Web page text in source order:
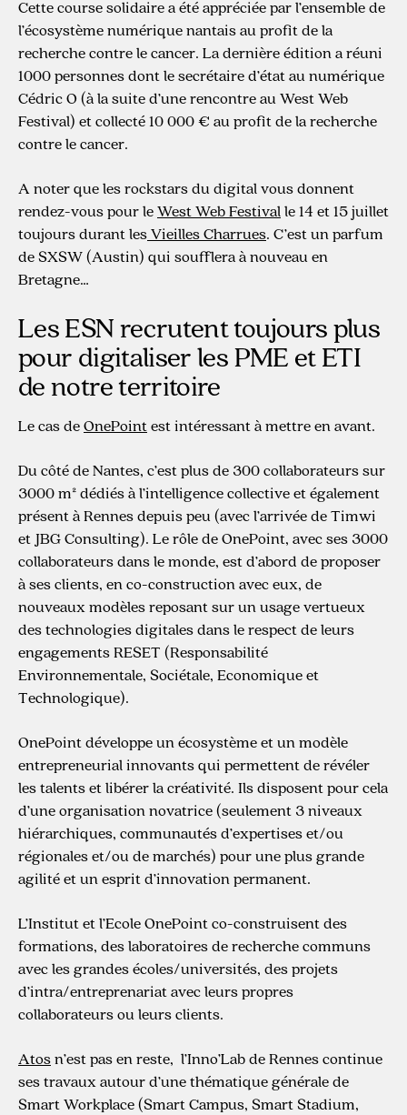
Cette course solidaire a été appréciée par l’ensemble de
l’écosystème numérique nantais au profit de la
recherche contre le cancer. La dernière édition a réuni
1000 personnes dont le secrétaire d’état au numérique
Cédric O (à la suite d’une rencontre au West Web
Festival) et collecté 10 000 € au profit de la recherche
contre le cancer.
A noter que les rockstars du digital vous donnent
rendez-vous pour leWest Web Festivalle 14 et 15 juillet
toujours durant lesVieilles Charrues. C’est un parfum
de SXSW (Austin) qui soufflera à nouveau en
Bretagne…
Les ESN recrutent toujours plus
pour digitaliser les PME et ETI
de notre territoire
Le cas deOnePointest intéressant à mettre en avant.
Du côté de Nantes, c’est plus de 300 collaborateurs sur
3000 m² dédiés à l’intelligence collective et également
présent à Rennes depuis peu (avec l’arrivée de Timwi
et JBG Consulting). Le rôle de OnePoint, avec ses 3000
collaborateurs dans le monde, est d’abord de proposer
à ses clients, en co-construction avec eux, de
nouveaux modèles reposant sur un usage vertueux
des technologies digitales dans le respect de leurs
engagements RESET (Responsabilité
Environnementale, Sociétale, Economique et
Technologique).
OnePoint développe un écosystème et un modèle
entrepreneurial innovants qui permettent de révéler
les talents et libérer la créativité. Ils disposent pour cela
d’une organisation novatrice (seulement 3 niveaux
hiérarchiques, communautés d’expertises et/ou
régionales et/ou de marchés) pour une plus grande
agilité et un esprit d’innovation permanent.
L’Institut et l’Ecole OnePoint co-construisent des
formations, des laboratoires de recherche communs
avec les grandes écoles/universités, des projets
d’intra/entreprenariat avec leurs propres
collaborateurs ou leurs clients.
Atosn’est pas en reste, l’Inno’Lab de Rennes continue
ses travaux autour d’une thématique générale de
Smart Workplace (Smart Campus, Smart Stadium,